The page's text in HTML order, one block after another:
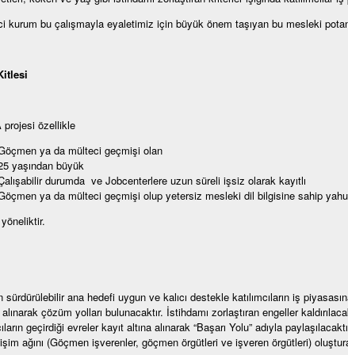
kurum bu çalışmayla eyaletimiz için büyük önem taşıyan bu mesleki
projesi özellikle
ya da mülteci geçmişi olan
yaşından büyük
durumda ve Jobcenterlere uzun süreli işsiz olarak kayıtlı
ya da mülteci geçmişi olup yetersiz mesleki dil bilgisine sahip
sürdürülebilir ana hedefi uygun ve kalıcı destekle katılımcıların iş
çözüm yolları bulunacaktır. İstihdamı zorlaştıran engeller
geçirdiği evreler kayıt altına alınarak “Başarı Yolu” adıyla
ağını (Göçmen işverenler, göçmen örgütleri ve işveren örgütleri)